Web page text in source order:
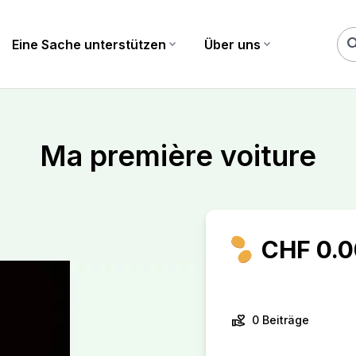
Eine Sache unterstützen expand_more Über uns expand_more
Ma première voiture
CHF
volunteer_activism 0 Beiträge